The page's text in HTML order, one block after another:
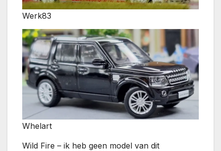
Werk83
Whelart
Wild Fire – ik heb geen model van dit